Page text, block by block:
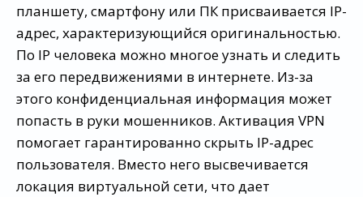
планшету, смартфону или ПК присваивается IP-
адрес, характеризующийся оригинальностью.
По IP человека можно многое узнать и следить
за его передвижениями в интернете. Из-за
этого конфиденциальная информация может
попасть в руки мошенников. Активация VPN
помогает гарантированно скрыть IP-адрес
пользователя. Вместо него высвечивается
локация виртуальной сети, что дает